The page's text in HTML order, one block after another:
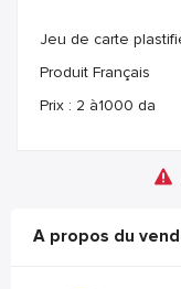
Jeu de carte
Produit Français
Prix : 2 à1000 da
A propos du